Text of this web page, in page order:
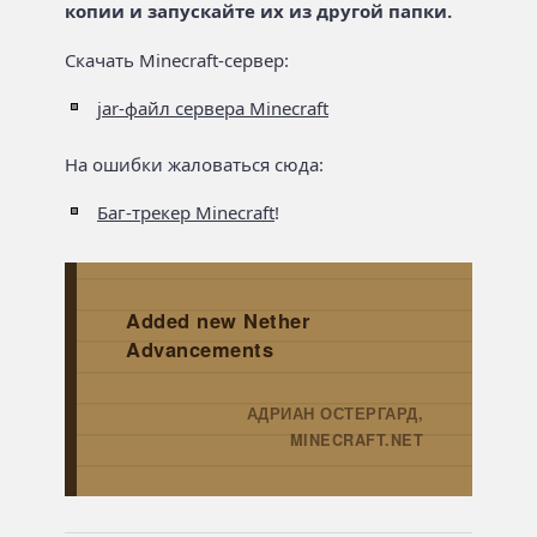
копии и запускайте их из другой папки.
Скачать Minecraft-сервер:
jar-файл сервера Minecraft
На ошибки жаловаться сюда:
Баг-трекер Minecraft!
Added new Nether
Advancements
АДРИАН ОСТЕРГАРД,
MINECRAFT.NET